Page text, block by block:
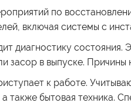
по
включая системы с
диагностику
засор в выпуске.
к работе.
также бытовая техника.